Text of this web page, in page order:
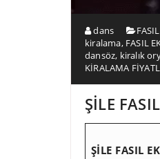
dans
kiralama, FASIL
dansöz, kiralık
KİRALAMA
ŞİLE
ŞİLE FASIL